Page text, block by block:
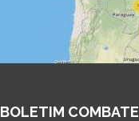
BOLETIM COMBATE